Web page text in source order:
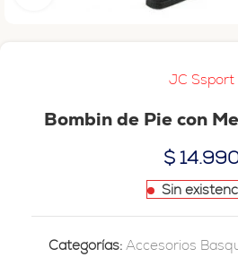
JC Ssport
Bombin de Pie con
$
Sin
Categorías: Accesorios